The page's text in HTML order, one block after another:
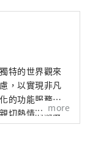
特的世界觀來
，以實現非凡
的功能服務帶
切熱情的態度
將提供靈活的
more